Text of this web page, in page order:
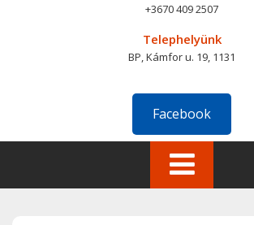
+3670 409 2507
Telephelyünk
BP, Kámfor u. 19, 1131
Facebook